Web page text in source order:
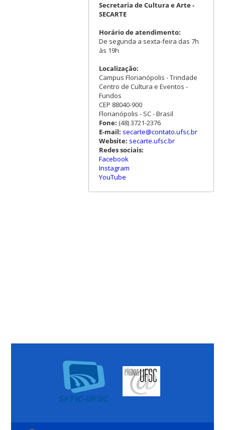
Secretaria de Cultura e Arte -
SECARTE
Horário de atendimento:
De segunda a sexta-feira das 7h
às 19h
Localização:
Campus Florianópolis - Trindade
Centro de Cultura e Eventos -
Fundos
CEP 88040-900
Florianópolis - SC - Brasil
Fone: (48) 3721-2376
E-mail: secarte@contato.ufsc.br
Website: secarte.ufsc.br
Redes sociais:
Facebook
Instagram
YouTube